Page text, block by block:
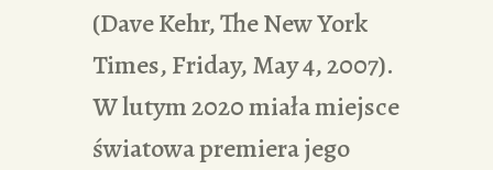
(Dave Kehr, The New York
Times, Friday, May 4, 2007).
W lutym 2020 miała miejsce
światowa premiera jego